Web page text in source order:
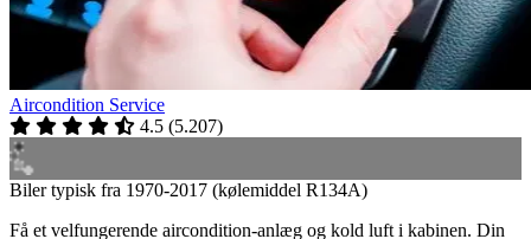
Aircondition Service
4.5 (5.207)
Biler typisk fra 1970-2017 (kølemiddel R134A)
Få et velfungerende aircondition-anlæg og kold luft i kabinen. Din